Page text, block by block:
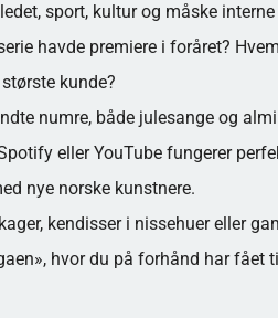
sport, kultur og måske
havde premiere i foråret?
kunde?
numre, både julesange og
eller YouTube fungerer
nye norske kunstnere.
kendisser i nissehuer eller
hvor du på forhånd har fået